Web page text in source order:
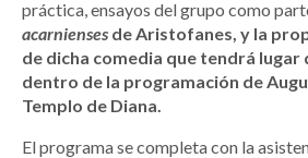
práctica, ensayos del grupo como
acarnienses de Aristofanes, y la
de dicha comedia que tendrá lugar
dentro de la programación de
Templo de Diana.
El programa se completa con la